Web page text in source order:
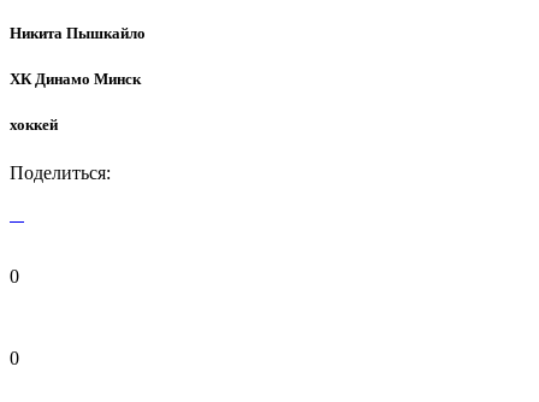
Никита Пышкайло
ХК Динамо Минск
хоккей
Поделиться:
0
0